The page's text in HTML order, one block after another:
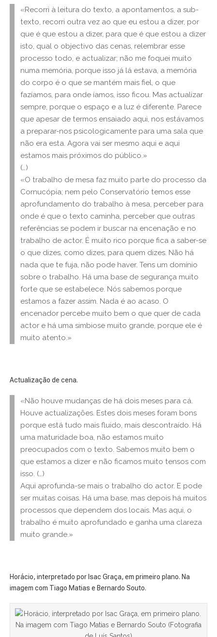
«Recorri à leitura do texto, a apontamentos, a sub-
texto, recorri outra vez ao que eu estou a dizer, por
que é que estou a dizer, para que é que estou a dizer
isto, qual o objectivo das cenas, relembrar esse
processo todo, e actualizar; não me foquei muito
numa memória, porque isso já lá estava, a memória
do corpo é o que se mantém mais fiel, o que
fazíamos, para onde íamos, isso ficou. Mas actualizar
sempre, porque o espaço e a luz é diferente. Parece
que apesar de termos ensaiado aqui, nos estávamos
a preparar-nos psicologicamente para uma sala que
não era esta. Agora vai ser mesmo aqui e aqui
estamos mais próximos do público.»
(…)
«O trabalho de mesa faz muito parte do processo da
Cornucópia; nem pelo Conservatório temos esse
aprofundamento do trabalho à mesa, perceber para
onde é que o texto caminha, perceber que outras
referências se podem ir buscar na encenação e no
trabalho de actor. É muito rico porque fica a saber-se
o que dizes, como dizes, para quem dizes. Não há
nada que te fuja, não pode haver. Tens um domínio
sobre o trabalho. Há uma base de segurança muito
forte que se estabelece. Nós sabemos porque
estamos a fazer assim. Nada é ao acaso. O
encenador percebe muito bem o que quer de cada
actor e há uma simbiose muito grande, porque ele é
muito atento.»
Actualização de cena.
«Não houve mudanças de há dois meses para cá.
Houve actualizações. Estes dois meses foram bons
porque está tudo mais fluido, mais descontraído. Há
uma maturidade boa, não estamos muito
preocupados com o texto. Sabemos muito bem o
que estamos a dizer e não ficamos muito tensos com
isso. (…)
Aqui aprofunda-se mais o trabalho do actor. E pode
ser muitas coisas. Há uma base, mas depois há muitos
processos que dependem dos locais. Mas aqui, o
trabalho é muito aprofundado e ganha uma clareza
muito grande.»
Horácio, interpretado por Isac Graça, em primeiro plano. Na
imagem com Tiago Matias e Bernardo Souto.